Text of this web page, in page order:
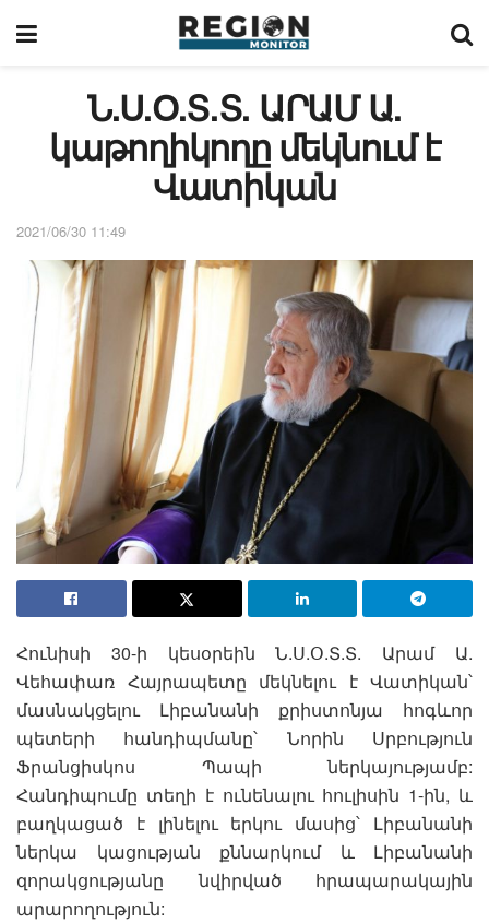
Ն.Ս.Օ.Տ.Տ. ԱՐԱՄ Ա.
կաթողիկողը մեկնում է
Վատիկան
2021/06/30 11:49
Հունիսի 30-ի կեսօրեին Ն.Ս.Օ.Տ.Տ. Արամ Ա.
Վեհափառ Հայրապետը մեկնելու է Վատիկան՝
մասնակցելու Լիբանանի քրիստոնյա հոգևոր
պետերի հանդիպմանը՝ Նորին Սրբություն
Ֆրանցիսկոս Պապի ներկայությամբ:
Հանդիպումը տեղի է ունենալու հուլիսին 1-ին, և
բաղկացած է լինելու երկու մասից՝ Լիբանանի
ներկա կացության քննարկում և Լիբանանի
զորակցությանը նվիրված հրապարակային
արարողություն: